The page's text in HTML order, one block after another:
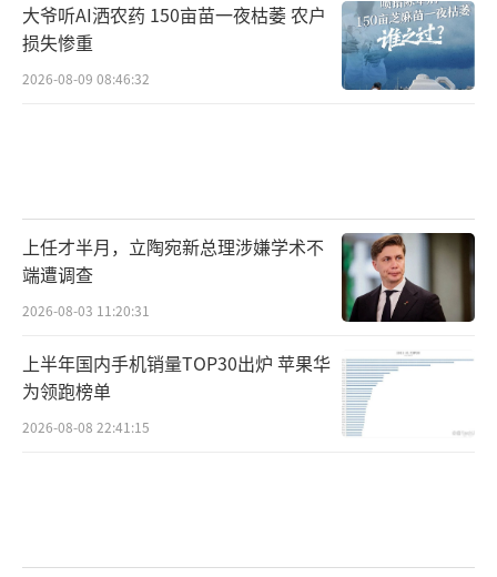
大爷听AI洒农药 150亩苗一夜枯萎 农户
损失惨重
2026-08-09 08:46:32
上任才半月，立陶宛新总理涉嫌学术不
端遭调查
2026-08-03 11:20:31
上半年国内手机销量TOP30出炉 苹果华
为领跑榜单
2026-08-08 22:41:15